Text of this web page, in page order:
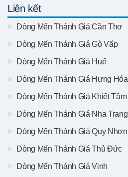
Liên kết
Dòng Mến Thánh Giá Cần Thơ
Dòng Mến Thánh Giá Gò Vấp
Dòng Mến Thánh Giá Huế
Dòng Mến Thánh Giá Hưng Hóa
Dòng Mến Thánh Giá Khiết Tâm
Dòng Mến Thánh Giá Nha Trang
Dòng Mến Thánh Giá Quy Nhơn
Dòng Mến Thánh Giá Thủ Đức
Dòng Mến Thánh Giá Vinh